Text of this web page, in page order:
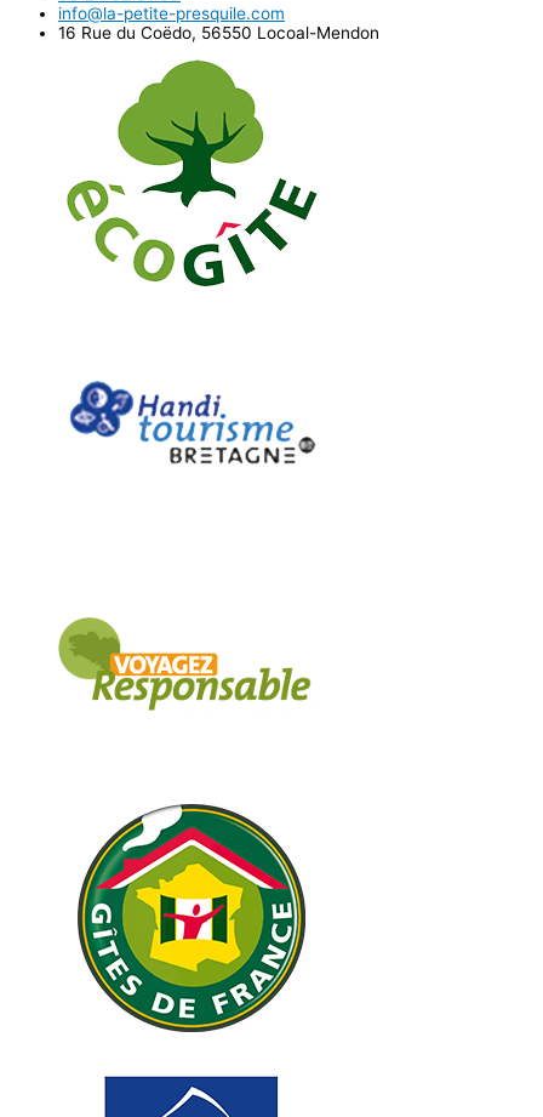
info@la-petite-presquile.com
16 Rue du Coëdo, 56550 Locoal-Mendon